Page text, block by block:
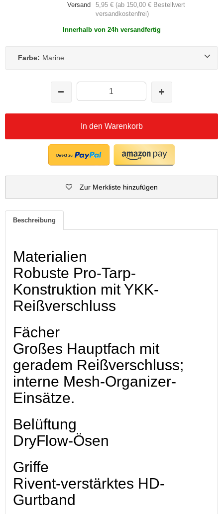
Versand
5,95 € (ab 150,00 € Bestellwert
versandkostenfrei)
Innerhalb von 24h versandfertig
Farbe: Marine
In den Warenkorb
Zur Merkliste hinzufügen
Beschreibung
Materialien
Robuste Pro-Tarp-
Konstruktion mit YKK-
Reißverschluss
Fächer
Großes Hauptfach mit
geradem Reißverschluss;
interne Mesh-Organizer-
Einsätze.
Belüftung
DryFlow-Ösen
Griffe
Rivent-verstärktes HD-
Gurtband